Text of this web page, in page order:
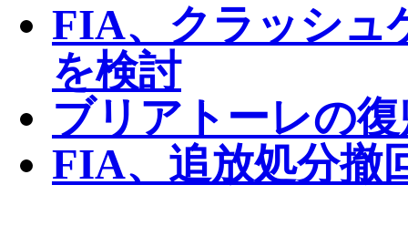
FIA、クラッシュ
を検討
ブリアトーレの
FIA、追放処分撤